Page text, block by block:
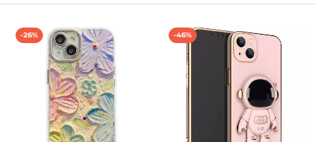
-26% -46%